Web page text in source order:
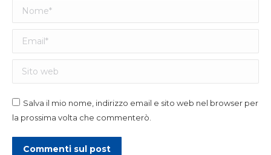
Nome *
Email *
Sito web
Salva il mio nome, indirizzo email e sito web nel browser per
la prossima volta che commenterò.
Commenti sul post